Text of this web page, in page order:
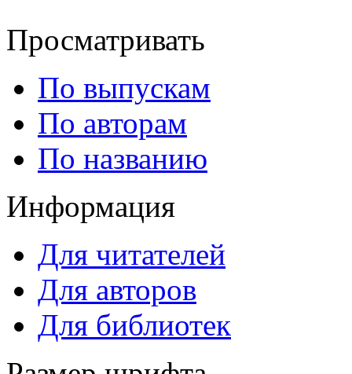
Просматривать
По выпускам
По авторам
По названию
Информация
Для читателей
Для авторов
Для библиотек